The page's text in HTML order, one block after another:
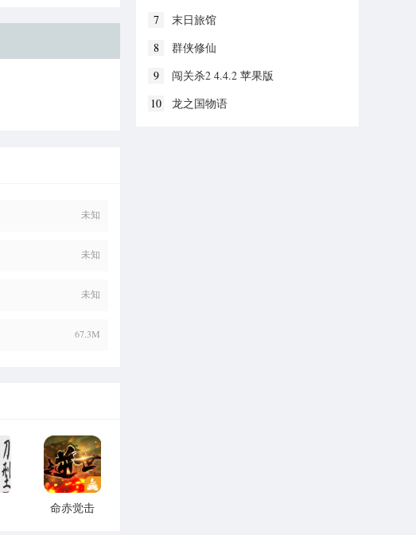
未知
未知
未知
67.3M
命赤觉击
7
末日旅馆
8
群侠修仙
9
闯关杀2 4.4.2 苹果版
10
龙之国物语